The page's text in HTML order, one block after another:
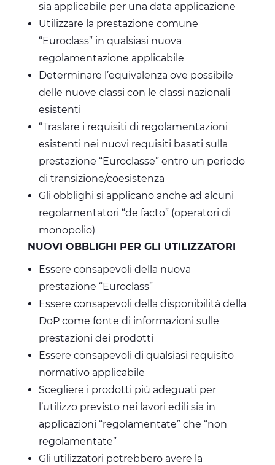
sia applicabile per una data applicazione
Utilizzare la prestazione comune
“Euroclass” in qualsiasi nuova
regolamentazione applicabile
Determinare l’equivalenza ove possibile
delle nuove classi con le classi nazionali
esistenti
“Traslare i requisiti di regolamentazioni
esistenti nei nuovi requisiti basati sulla
prestazione “Euroclasse” entro un periodo
di transizione/coesistenza
Gli obblighi si applicano anche ad alcuni
regolamentatori “de facto” (operatori di
monopolio)
NUOVI OBBLIGHI PER GLI UTILIZZATORI
Essere consapevoli della nuova
prestazione “Euroclass”
Essere consapevoli della disponibilità della
DoP come fonte di informazioni sulle
prestazioni dei prodotti
Essere consapevoli di qualsiasi requisito
normativo applicabile
Scegliere i prodotti più adeguati per
l’utilizzo previsto nei lavori edili sia in
applicazioni “regolamentate” che “non
regolamentate”
Gli utilizzatori potrebbero avere la